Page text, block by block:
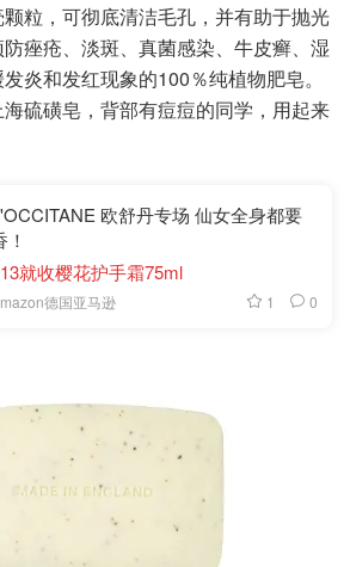
粒，可彻底清洁毛孔，并有助于抛光
痤疮、淡斑、真菌感染、牛皮癣、湿
炎和发红现象的100％纯植物肥皂。
硫磺皂，背部有痘痘的同学，用起来
欧舒丹专场 仙女全身都要
！
就收樱花护手霜75ml
德国亚马逊 1 0